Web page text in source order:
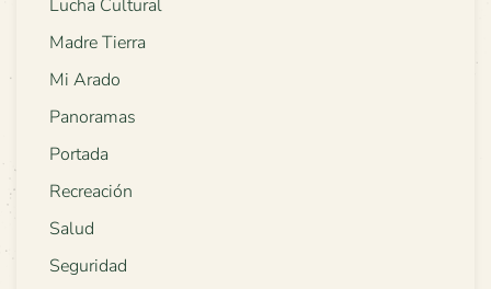
Lucha Cultural
Madre Tierra
Mi Arado
Panoramas
Portada
Recreación
Salud
Seguridad